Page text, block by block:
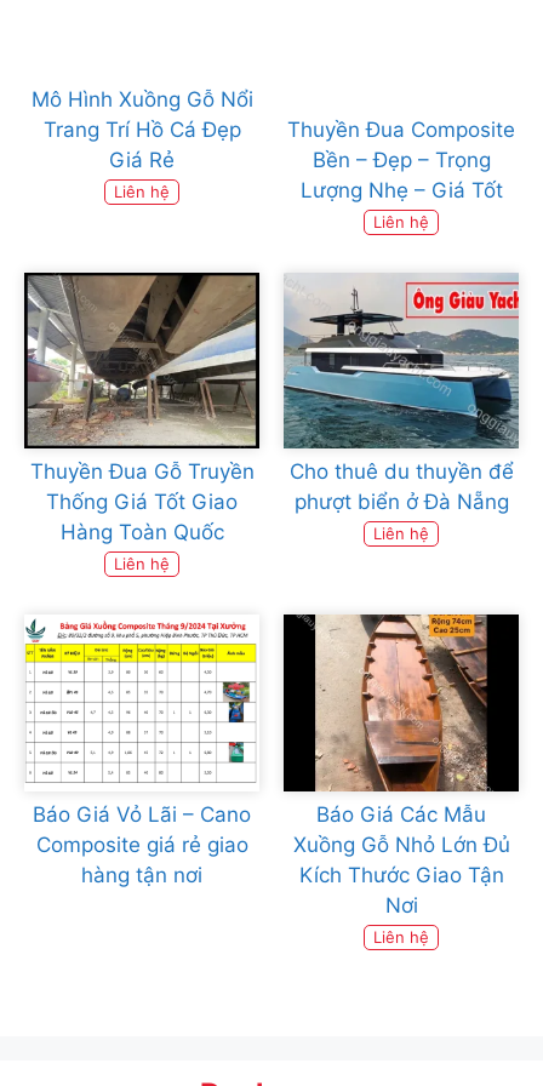
Mô Hình Xuồng Gỗ Nổi
Trang Trí Hồ Cá Đẹp
Giá Rẻ
Liên hệ
Thuyền Đua Composite
Bền – Đẹp – Trọng
Lượng Nhẹ – Giá Tốt
Liên hệ
Thuyền Đua Gỗ Truyền
Thống Giá Tốt Giao
Hàng Toàn Quốc
Liên hệ
Cho thuê du thuyền để
phượt biển ở Đà Nẵng
Liên hệ
Báo Giá Vỏ Lãi – Cano
Composite giá rẻ giao
hàng tận nơi
Báo Giá Các Mẫu
Xuồng Gỗ Nhỏ Lớn Đủ
Kích Thước Giao Tận
Nơi
Liên hệ